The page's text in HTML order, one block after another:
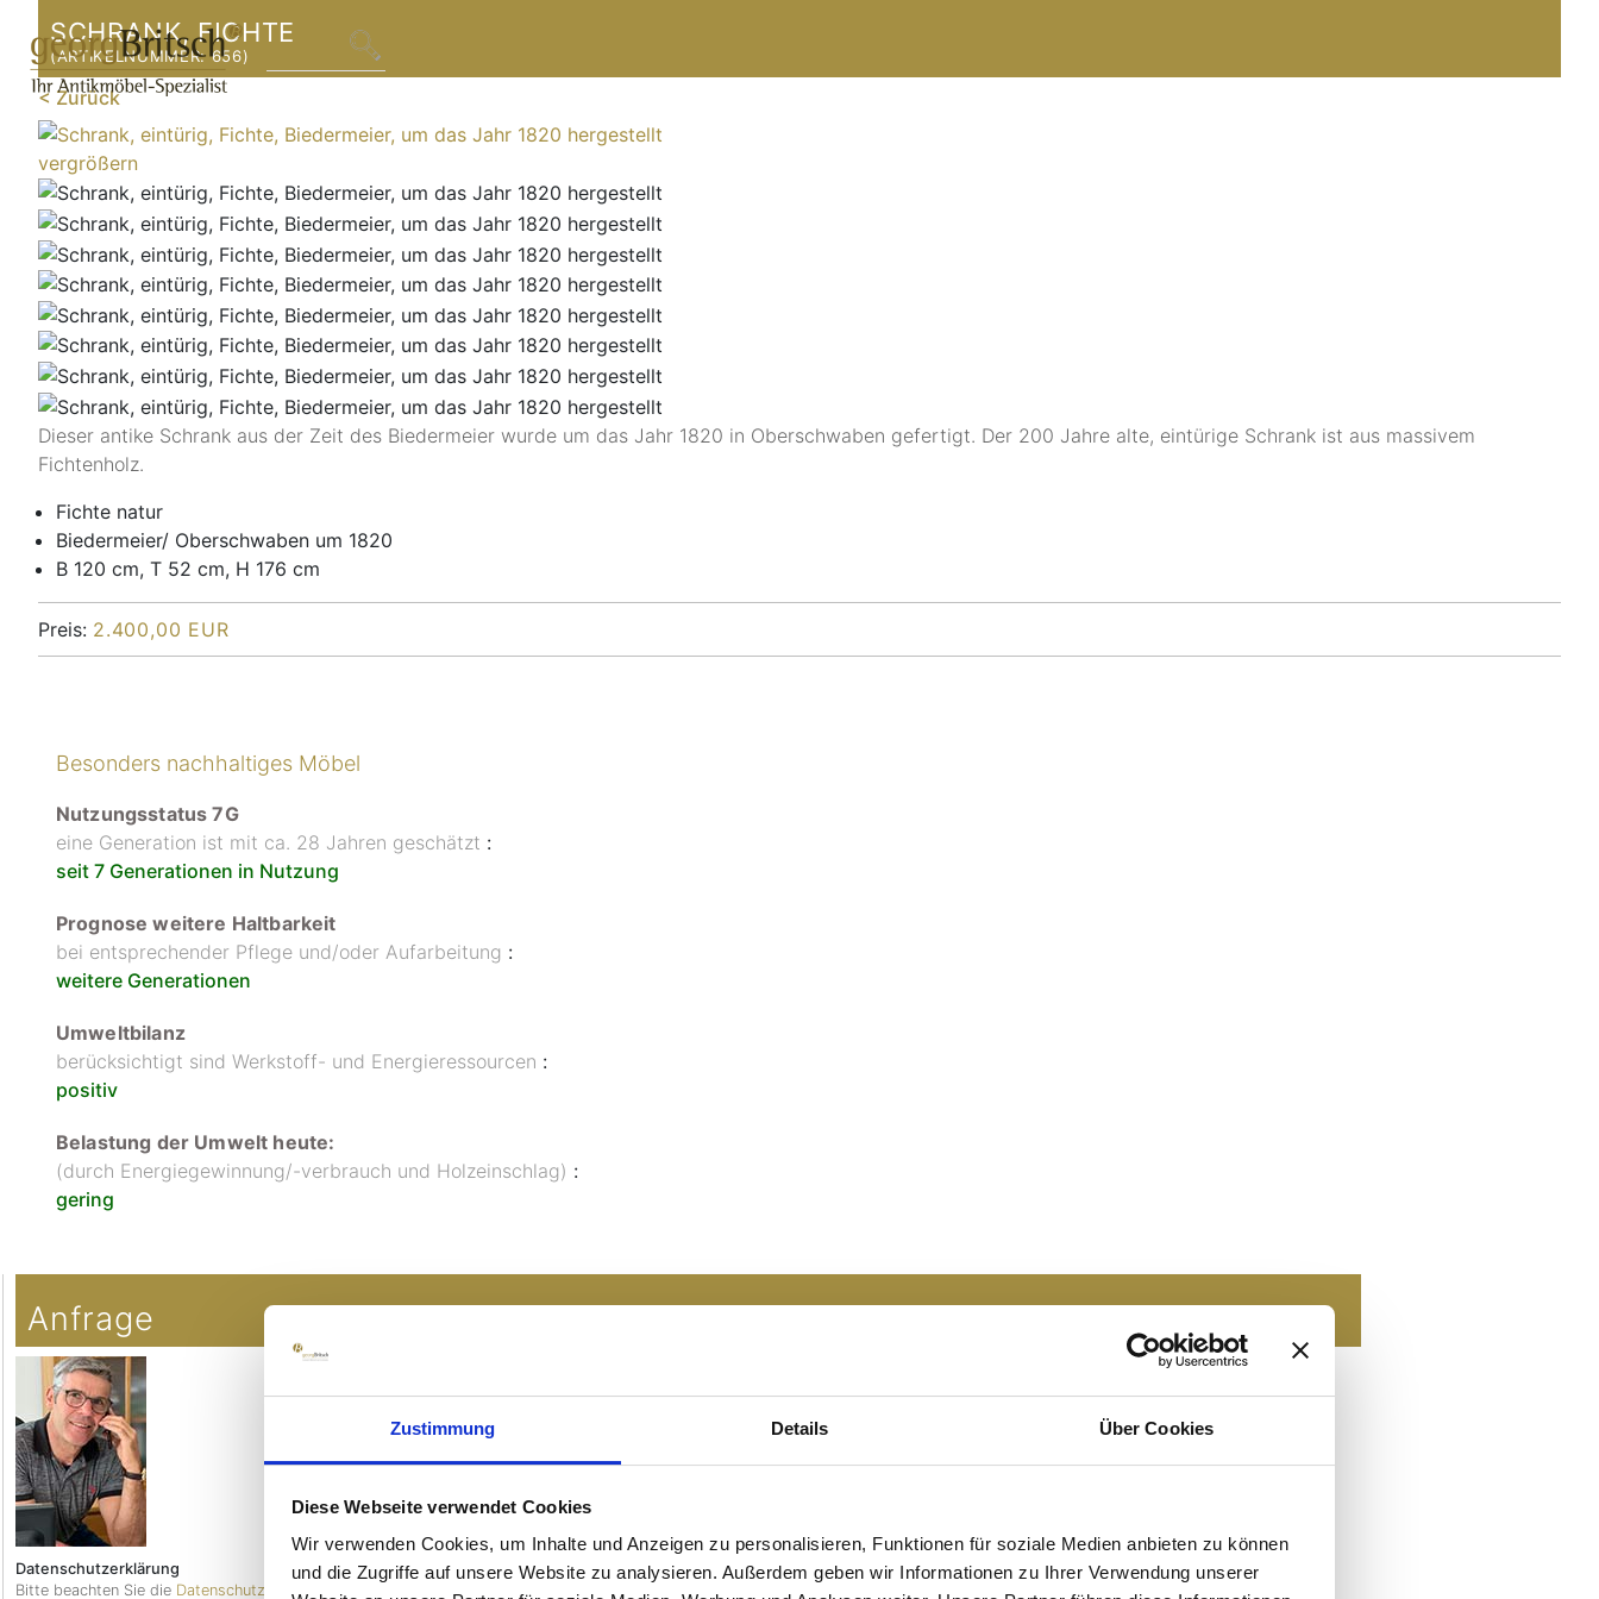
Zustimmung Details Über Cookies
Diese Webseite verwendet Cookies
Wir verwenden Cookies, um Inhalte und Anzeigen zu personalisieren, Funktionen für soziale Medien anbieten zu können
und die Zugriffe auf unsere Website zu analysieren. Außerdem geben wir Informationen zu Ihrer Verwendung unserer
SCHRANK, FICHTE
(ARTIKELNUMMER:656)
< Zurück
vergrößern
Dieser antike Schrank aus der Zeit des Biedermeier wurde um das Jahr 1820 in Oberschwaben gefertigt. Der 200 Jahre alte, eintürige Schrank ist aus massivem
Fichtenholz.
Fichte natur
Biedermeier/ Oberschwaben um 1820
B 120 cm, T 52 cm, H 176 cm
Preis: 2.400,00 EUR
Besonders nachhaltiges Möbel
Nutzungsstatus 7G
eine Generation ist mit ca. 28 Jahren geschätzt :
seit 7 Generationen in Nutzung
Prognose weitere Haltbarkeit
bei entsprechender Pflege und/oder Aufarbeitung :
weitere Generationen
Umweltbilanz
berücksichtigt sind Werkstoff- und Energieressourcen :
positiv
Belastung der Umwelt heute:
(durch Energiegewinnung/-verbrauch und Holzeinschlag) :
gering
Anfrage
+49(0)171-7709498
Datenschutzerklärung
Bitte beachten Sie die Datenschutzerklärung >